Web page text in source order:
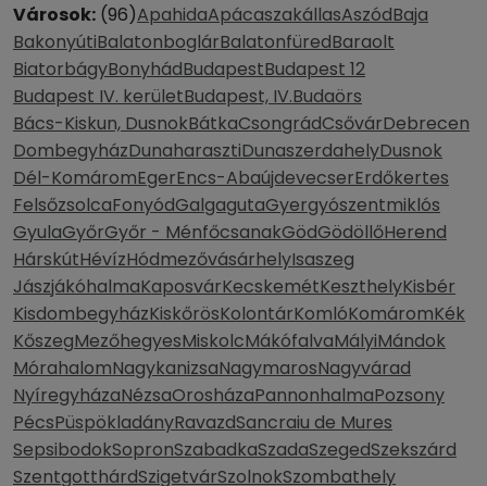
Városok: (96)ApahidaApácaszakállasAszódBaja
BakonyútiBalatonboglárBalatonfüredBaraolt
BiatorbágyBonyhádBudapestBudapest 12
Budapest IV. kerületBudapest, IV.Budaörs
Bács-Kiskun, DusnokBátkaCsongrádCsővárDebrecen
DombegyházDunaharasztiDunaszerdahelyDusnok
Dél-KomáromEgerEncs-AbaújdevecserErdőkertes
FelsőzsolcaFonyódGalgagutaGyergyószentmiklós
GyulaGyőrGyőr - MénfőcsanakGödGödöllőHerend
HárskútHévízHódmezővásárhelyIsaszeg
JászjákóhalmaKaposvárKecskemétKeszthelyKisbér
KisdombegyházKiskőrösKolontárKomlóKomáromKék
KőszegMezőhegyesMiskolcMákófalvaMályiMándok
MórahalomNagykanizsaNagymarosNagyvárad
NyíregyházaNézsaOrosházaPannonhalmaPozsony
PécsPüspökladányRavazdSancraiu de Mures
SepsibodokSopronSzabadkaSzadaSzegedSzekszárd
SzentgotthárdSzigetvárSzolnokSzombathely